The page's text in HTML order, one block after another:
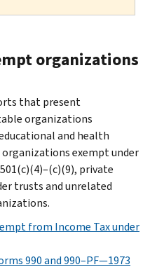
organizations
that present
organizations
and health
exempt under
private
trusts and unrelated
from Income Tax under
990 and 990–PF—1973